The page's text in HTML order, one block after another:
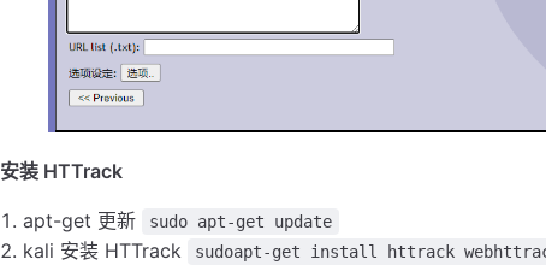
安装 HTTrack
apt-get 更新 sudo apt-get update
kali 安装 HTTrack sudoapt-get install httrack